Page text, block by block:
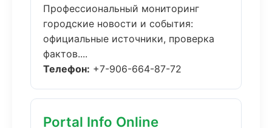
Профессиональный мониторинг
городские новости и события:
официальные источники, проверка
фактов....
Телефон: +7-906-664-87-72
Portal Info Online